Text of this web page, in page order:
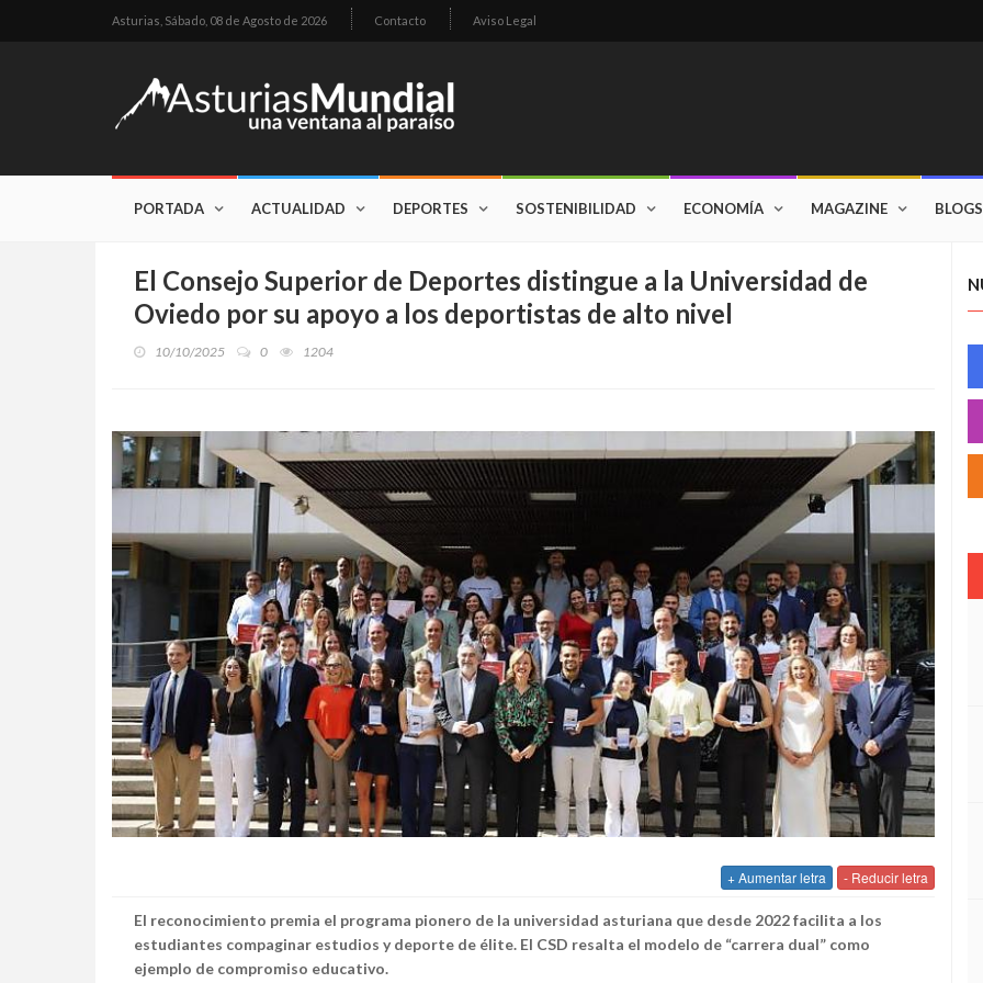
Asturias, Sábado, 08 de Agosto de 2026 Contacto Aviso Legal
PORTADA ACTUALIDAD DEPORTES SOSTENIBILIDAD ECONOMÍA MAGAZINE BLOGS
El Consejo Superior de Deportes distingue a la Universidad de
Oviedo por su apoyo a los deportistas de alto nivel
10/10/2025 0 1204
+ Aumentar letra - Reducir letra
El reconocimiento premia el programa pionero de la universidad asturiana que desde 2022 facilita a los
estudiantes compaginar estudios y deporte de élite. El CSD resalta el modelo de “carrera dual” como
ejemplo de compromiso educativo.